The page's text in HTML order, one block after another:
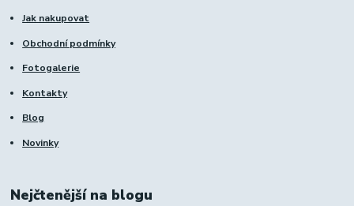
Jak nakupovat
Obchodní podmínky
Fotogalerie
Kontakty
Blog
Novinky
Nejčtenější na blogu